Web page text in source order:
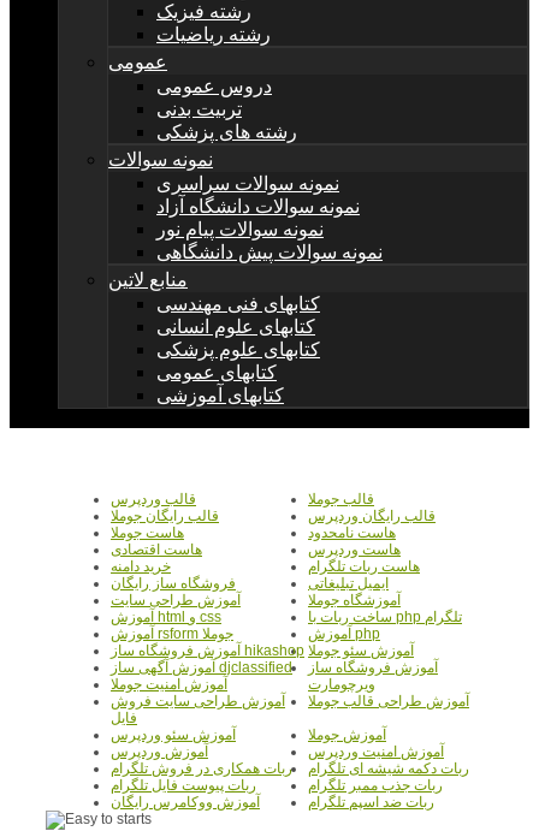
رشته فیزیک
رشته ریاضیات
عمومی
دروس عمومی
تربیت بدنی
رشته های پزشکی
نمونه سوالات
نمونه سوالات سراسری
نمونه سوالات دانشگاه آزاد
نمونه سوالات پیام نور
نمونه سوالات پیش دانشگاهی
منابع لاتین
کتابهای فنی مهندسی
کتابهای علوم انسانی
کتابهای علوم پزشکی
کتابهای عمومی
کتابهای آموزشی
قالب جوملا
قالب وردپرس
قالب رایگان وردپرس
قالب رایگان جوملا
هاست نامحدود
هاست جوملا
هاست وردپرس
هاست اقتصادی
هاست ربات تلگرام
خرید دامنه
ایمیل تبلیغاتی
فروشگاه ساز رایگان
آموزشگاه جوملا
آموزش طراحی سایت
ساخت ربات با php تلگرام
آموزش html و css
آموزش php
آموزش rsform جوملا
آموزش سئو جوملا آموزش فروشگاه ساز hikashop
آموزش فروشگاه ساز
ویرچومارت
آموزش آگهی ساز djclassified
آموزش امنیت جوملا
آموزش طراحی قالب جوملا
آموزش طراحی سایت فروش
فایل
آموزش جوملا
آموزش سئو وردپرس
آموزش امنیت وردپرس
آموزش وردپرس
ربات دکمه شیشه ای تلگرام
ربات همکاری در فروش تلگرام
ربات جذب ممبر تلگرام
ربات پیوست فایل تلگرام
ربات ضد اسپم تلگرام
آموزش ووکامرس رایگان